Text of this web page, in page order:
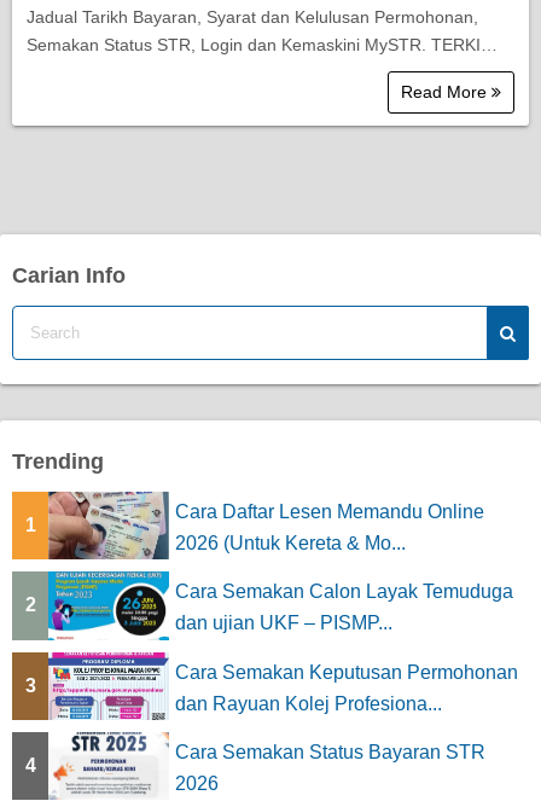
Jadual Tarikh Bayaran, Syarat dan Kelulusan Permohonan,
Semakan Status STR, Login dan Kemaskini MySTR. TERKI…
Read More
Carian Info
Trending
1
Cara Daftar Lesen Memandu Online
2026 (Untuk Kereta & Mo...
2
Cara Semakan Calon Layak Temuduga
dan ujian UKF – PISMP...
3
Cara Semakan Keputusan Permohonan
dan Rayuan Kolej Profesiona...
4
Cara Semakan Status Bayaran STR
2026